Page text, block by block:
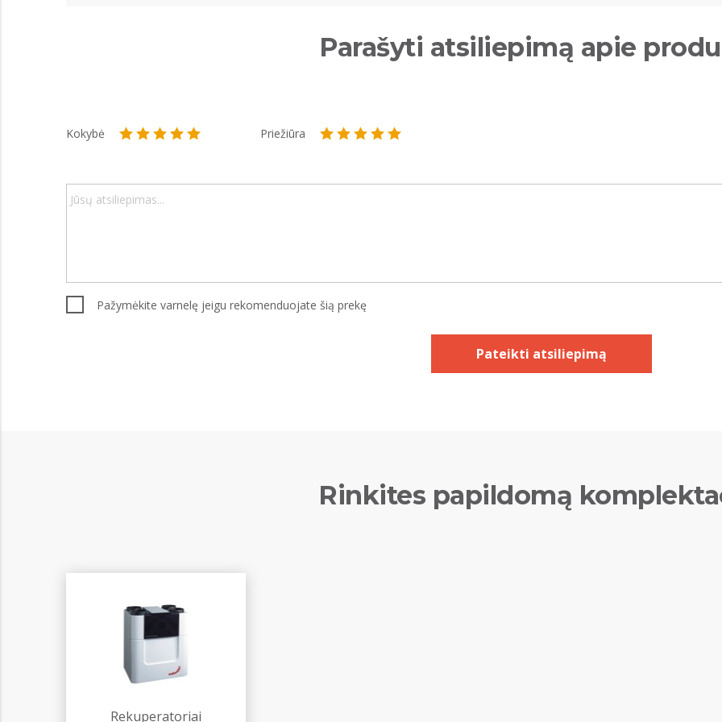
Parašyti atsiliepimą apie
Kokybė Priežiūra
Pažymėkite varnelę jeigu rekomenduojate šią prekę
Pateikti atsiliepimą
Rinkites papildomą
Rekuperatoriai